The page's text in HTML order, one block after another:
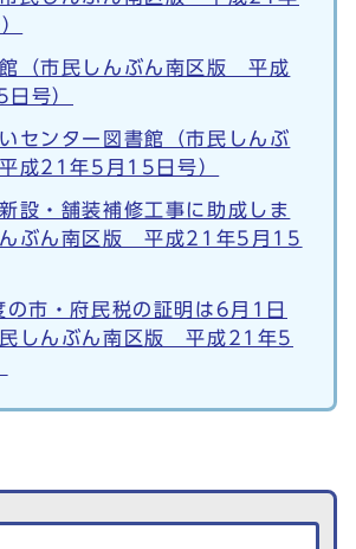
（市民しんぶん南区版 平成
号）
センター図書館（市民しんぶ
成21年5月15日号）
設・舗装補修工事に助成しま
んぶん南区版 平成21年5月15
市・府民税の証明は6月1日
民しんぶん南区版 平成21年5
す